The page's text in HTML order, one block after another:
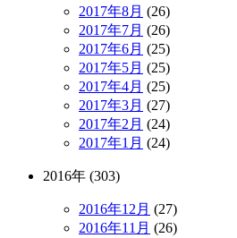
2017年8月 (26)
2017年7月 (26)
2017年6月 (25)
2017年5月 (25)
2017年4月 (25)
2017年3月 (27)
2017年2月 (24)
2017年1月 (24)
2016年 (303)
2016年12月 (27)
2016年11月 (26)